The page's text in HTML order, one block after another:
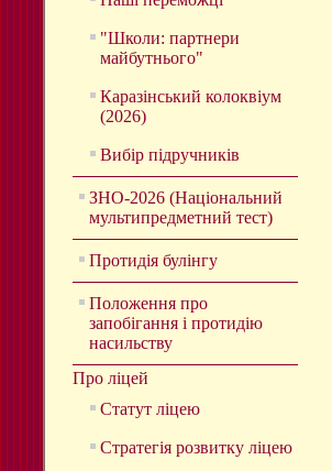
"Школи: партнери
майбутнього"
Каразінський колоквіум
(2026)
Вибір підручників
ЗНО-2026 (Національний
мультипредметний тест)
Протидія булінгу
Положення про
запобігання і протидію
насильству
Про ліцей
Статут ліцею
Стратегія розвитку ліцею